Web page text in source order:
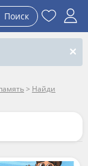
Поиск
> Найди